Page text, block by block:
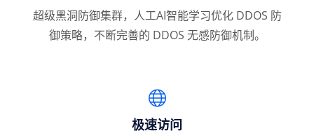
超级黑洞防御集群，人工AI智能学习优化 DDOS 防
御策略，不断完善的 DDOS 无感防御机制。
极速访问